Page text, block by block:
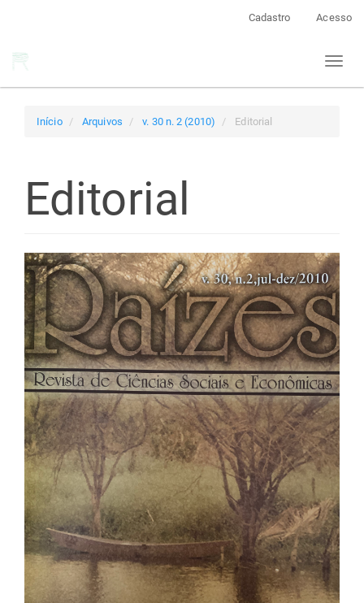
Cadastro Acesso
Toggle
Início Arquivos v. 30 n. 2 (2010) Editorial
Editorial
Barra
lateral
de
artigos